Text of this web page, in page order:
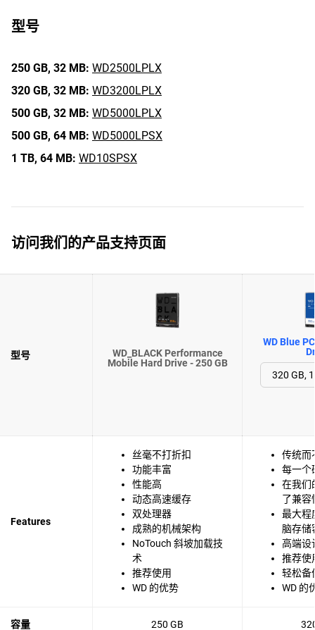
型号
250 GB, 32 MB: WD2500LPLX
320 GB, 32 MB: WD3200LPLX
500 GB, 32 MB: WD5000LPLX
500 GB, 64 MB: WD5000LPSX
1 TB, 64 MB: WD10SPSX
访问我们的产品支持页面
型号
WD_BLACK Performance
Mobile Hard Drive - 250 GB
WD Blue
Features
丝毫不打折扣
功能丰富
性能高
动态高速缓存
双处理器
成熟的机械架构
NoTouch 斜坡加载技
术
推荐使用
WD 的优势
传统而
每一个
在我们
了兼容
最大程
脑存储
高端设
推荐使
轻松备
WD 的
容量 250 GB